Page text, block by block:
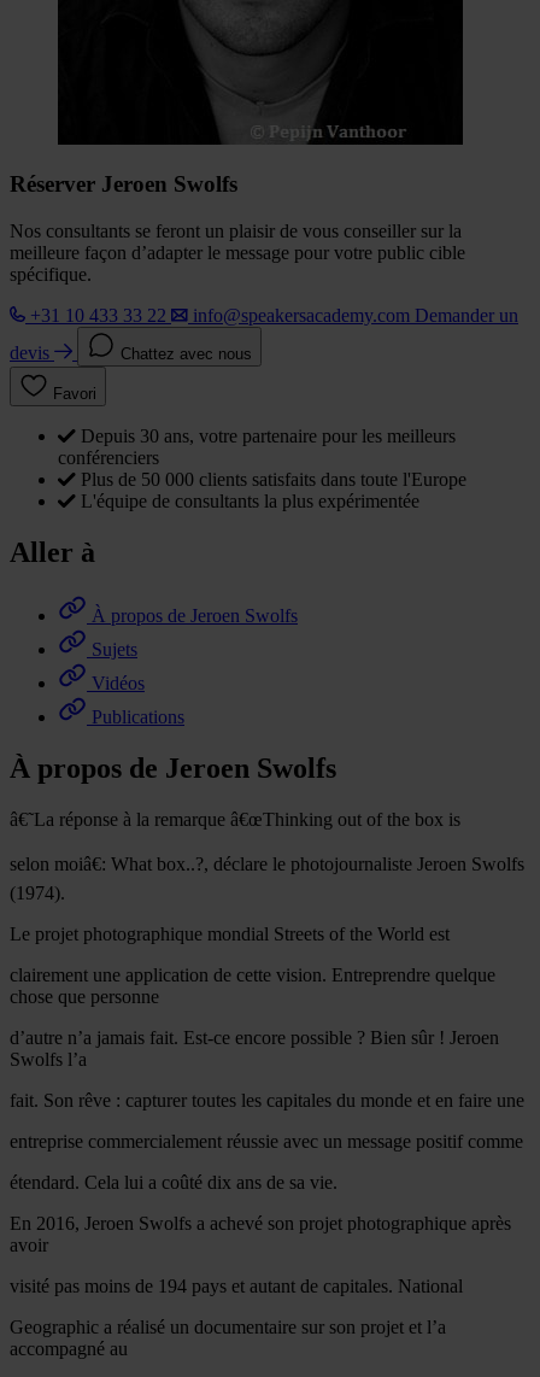
Réserver Jeroen Swolfs
Nos consultants se feront un plaisir de vous conseiller sur la
meilleure façon d’adapter le message pour votre public cible
spécifique.
+31 10 433 33 22
info@speakersacademy.com Demander un
devis
Chattez avec nous
Favori
Depuis 30 ans, votre partenaire pour les meilleurs
conférenciers
Plus de 50 000 clients satisfaits dans toute l'Europe
L'équipe de consultants la plus expérimentée
Aller à
À propos de Jeroen Swolfs
Sujets
Vidéos
Publications
À propos de Jeroen Swolfs
â€˜La réponse à la remarque â€œThinking out of the box is
selon moiâ€: What box..?, déclare le photojournaliste Jeroen Swolfs
(1974).
Le projet photographique mondial Streets of the World est
clairement une application de cette vision. Entreprendre quelque
chose que personne
d’autre n’a jamais fait. Est-ce encore possible ? Bien sûr ! Jeroen
Swolfs l’a
fait. Son rêve : capturer toutes les capitales du monde et en faire une
entreprise commercialement réussie avec un message positif comme
étendard. Cela lui a coûté dix ans de sa vie.
En 2016, Jeroen Swolfs a achevé son projet photographique après
avoir
visité pas moins de 194 pays et autant de capitales. National
Geographic a réalisé un documentaire sur son projet et l’a
accompagné au